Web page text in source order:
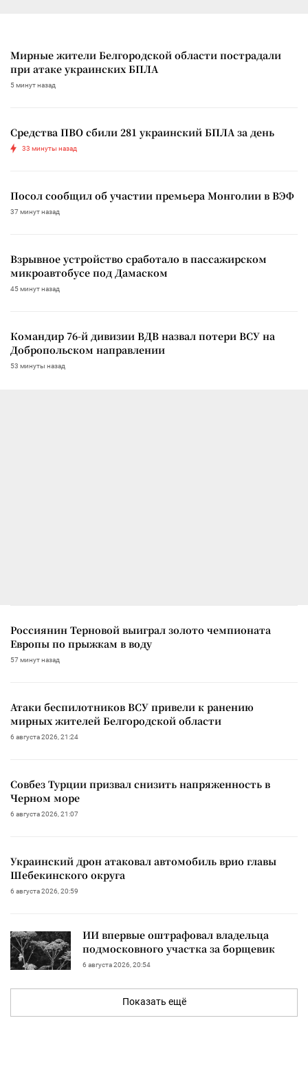
Мирные жители Белгородской области пострадали
при атаке украинских БПЛА
5 минут назад
Средства ПВО сбили 281 украинский БПЛА за день
33 минуты назад
Посол сообщил об участии премьера Монголии в ВЭФ
37 минут назад
Взрывное устройство сработало в пассажирском
микроавтобусе под Дамаском
45 минут назад
Командир 76-й дивизии ВДВ назвал потери ВСУ на
Добропольском направлении
53 минуты назад
Россиянин Терновой выиграл золото чемпионата
Европы по прыжкам в воду
57 минут назад
Атаки беспилотников ВСУ привели к ранению
мирных жителей Белгородской области
6 августа 2026, 21:24
Совбез Турции призвал снизить напряженность в
Черном море
6 августа 2026, 21:07
Украинский дрон атаковал автомобиль врио главы
Шебекинского округа
6 августа 2026, 20:59
ИИ впервые оштрафовал владельца
подмосковного участка за борщевик
6 августа 2026, 20:54
Показать ещё